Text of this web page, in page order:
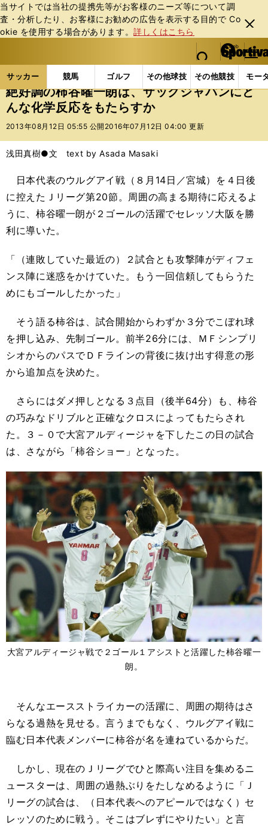
当サイトでは当社の提携先等がお客様のニーズ等について調
査・分析したり、お客様にお勧めの広告を表⽰する⽬的で Co
okie を使⽤する場合があります。詳しくはこちら
閉じ
る
web Sportiva (webスポルティーバ)
検索
マイペ
ー
ジ
メニュ
サッカー 競馬 ゴルフ その他球技 その他競技 モー
ス
ポ
ル
バ
サッカーの記事一覧 Jリーグ他 Jリーグ 絶好調
絶好調の柿谷曜一朗は、ザックジャパンにど
んな化学反応をもたらすか
2013年08月12日 05:55 公開 2016年07月12日 04:00 更新
浅田真樹●文 text by Asada Masaki
日本代表のウルグアイ戦（８月14日／宮城）を４日後
に控えたＪリーグ第20節。周囲の高まる期待に応えるよ
うに、柿谷曜一朗が２ゴールの活躍でセレッソ大阪を勝
利に導いた。
「（連敗していた最近の）２試合とも攻撃陣がディフェ
ンス陣に迷惑をかけていた。もう一回信頼してもらうた
めにもゴールしたかった」
そう語る柿谷は、試合開始からわずか３分でこぼれ球
を押し込み、先制ゴール。前半26分には、ＭＦシンプリ
シオからのパスでＤＦラインの背後に抜け出す得意の形
から追加点を決めた。
さらにはダメ押しとなる３点目（後半64分）も、柿谷
の巧みなドリブルと正確なクロスによってもたらされ
た。３－０で大宮アルディージャを下したこの日の試合
は、さながら「柿谷ショー」となった。
大宮アルディージャ戦で２ゴール１アシストと活躍した柿谷曜一
朗。
そんなエースストライカーの活躍に、周囲の期待はさ
らなる過熱を見せる。言うまでもなく、ウルグアイ戦に
臨む日本代表メンバーに柿谷が名を連ねているからだ。
しかし、現在のＪリーグでひと際高い注目を集めるニ
ュースターは、周囲の過熱ぶりをたしなめるように「Ｊ
リーグの試合は、（日本代表へのアピールではなく）セ
レッソのために戦う。そこはブレずにやりたい」と言